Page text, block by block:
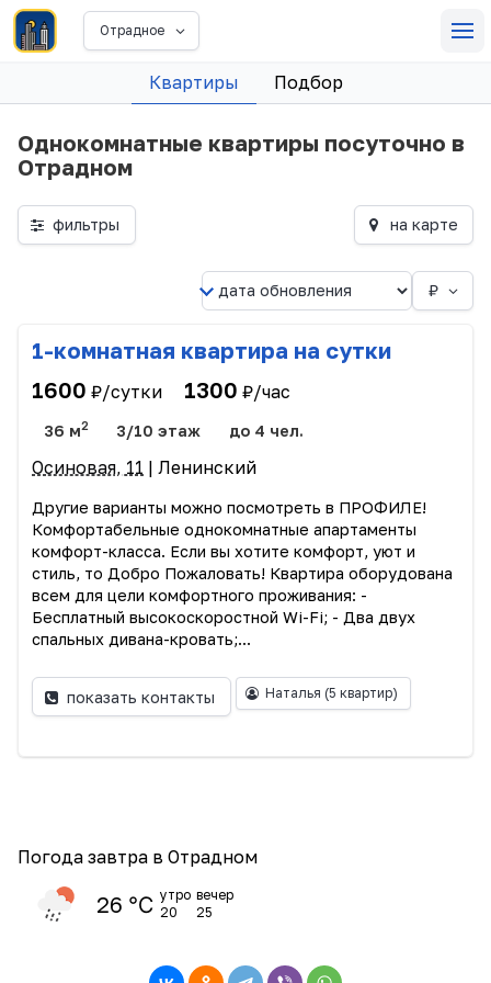
Отрадное
Квартиры Подбор
Однокомнатные квартиры посуточно в
Отрадном
фильтры на карте
₽
1-комнатная квартира на сутки
1600 ₽/сутки 1300 ₽/час
36 м2 3/10 этаж до 4 чел.
Осиновая, 11 | Ленинский
Другие варианты можно посмотреть в ПРОФИЛЕ!
Комфортабельные однокомнатные апартаменты
комфорт-класса. Если вы хотите комфорт, уют и
стиль, то Добро Пожаловать! Квартира оборудована
всем для цели комфортного проживания: -
Бесплатный высокоскоростной Wi-Fi; - Два двух
спальных дивана-кровать;...
показать контакты Наталья (5 квартир)
Погода завтра в Отрадном
26 ℃ утро
20
вечер
25